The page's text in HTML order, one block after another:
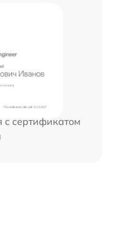
с сертификатом